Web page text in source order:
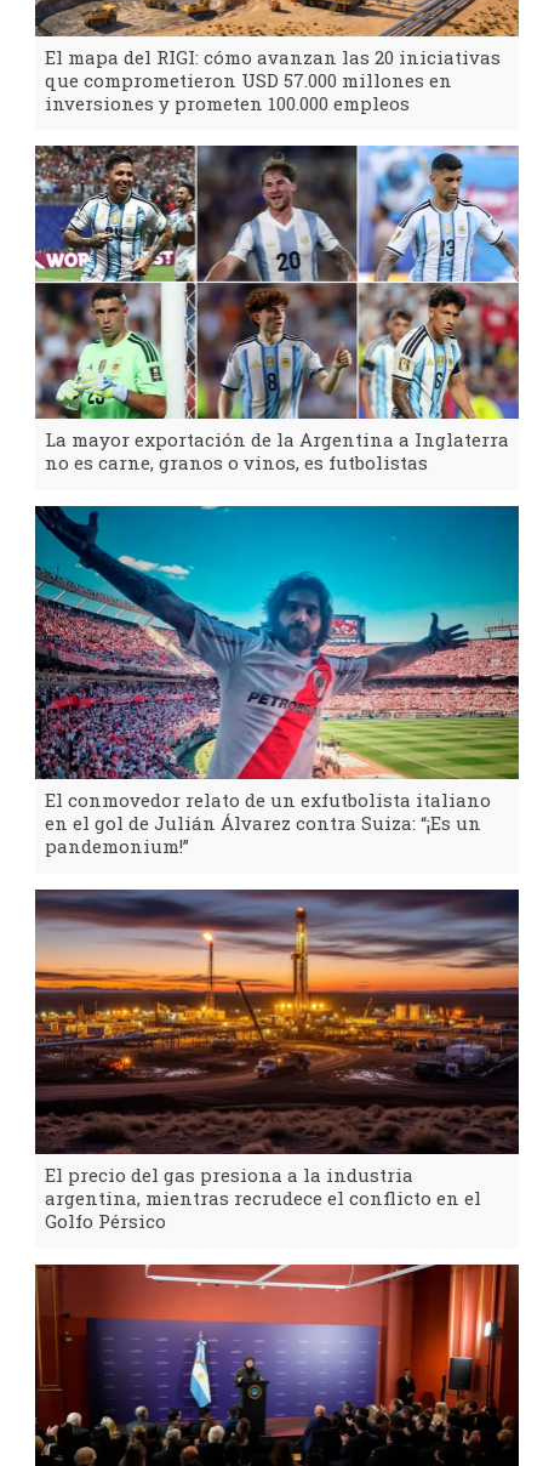
El mapa del RIGI: cómo avanzan las 20 iniciativas
que comprometieron USD 57.000 millones en
inversiones y prometen 100.000 empleos
La mayor exportación de la Argentina a Inglaterra
no es carne, granos o vinos, es futbolistas
El conmovedor relato de un exfutbolista italiano
en el gol de Julián Álvarez contra Suiza: “¡Es un
pandemonium!”
El precio del gas presiona a la industria
argentina, mientras recrudece el conflicto en el
Golfo Pérsico